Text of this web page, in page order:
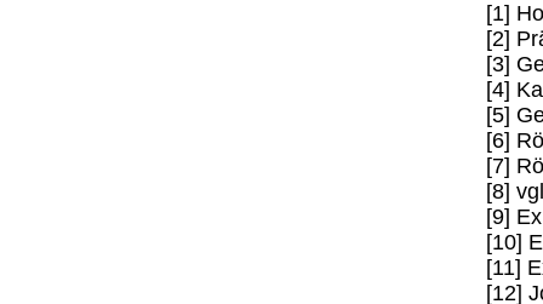
[1]
[2]
[3]
[4]
[5]
[6]
[7]
[8]
[9]
[10]
[11]
[12]